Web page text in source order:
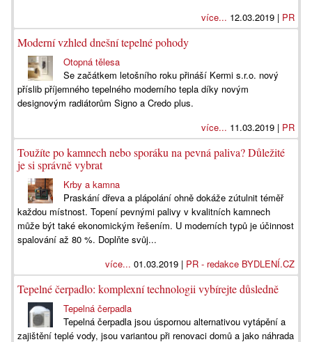
více... 12.03.2019 | PR
Moderní vzhled dnešní tepelné pohody
Otopná tělesa
Se začátkem letošního roku přináší Kermi s.r.o. nový
příslib příjemného tepelného moderního tepla díky novým
designovým radiátorům Signo a Credo plus.
více... 11.03.2019 | PR
Toužíte po kamnech nebo sporáku na pevná paliva? Důležité
je si správně vybrat
Krby a kamna
Praskání dřeva a plápolání ohně dokáže zútulnit téměř
každou místnost. Topení pevnými palivy v kvalitních kamnech
může být také ekonomickým řešením. U moderních typů je účinnost
spalování až 80 %. Doplňte svůj...
více... 01.03.2019 | PR - redakce BYDLENÍ.CZ
Tepelné čerpadlo: komplexní technologii vybírejte důsledně
Tepelná čerpadla
Tepelná čerpadla jsou úspornou alternativou vytápění a
zajištění teplé vody, jsou variantou při renovaci domů a jako náhrada